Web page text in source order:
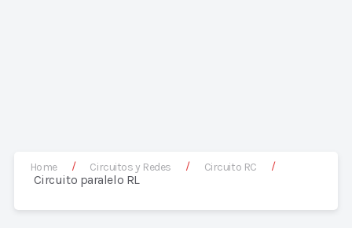
Home / Circuitos y Redes / Circuito RC /
Circuito paralelo RL